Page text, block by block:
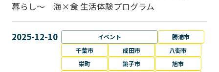
暮らし～ 海×食 生活体験プログラム
2025-12-10 イベント
勝浦市
千葉市
成田市
八街市
栄町
銚子市
旭市